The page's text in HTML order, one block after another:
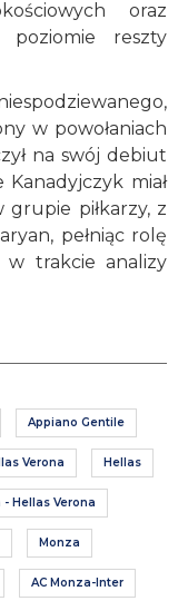
oraz
poziomie reszty
w powołaniach
na swój debiut
miał
grupie piłkarzy, z
pełniąc rolę
w trakcie analizy
Appiano Gentile
Verona Hellas
Hellas Verona
Monza
AC Monza-Inter